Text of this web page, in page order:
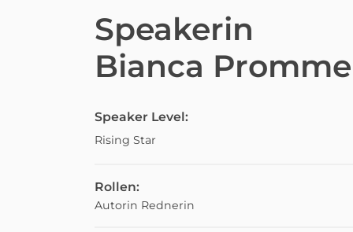
Speakerin
Bianca
Speaker Level:
Rising Star
Rollen:
Autorin Rednerin